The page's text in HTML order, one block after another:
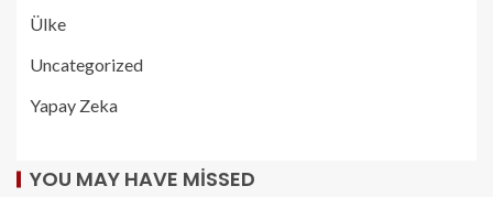
Ülke
Uncategorized
Yapay Zeka
YOU MAY HAVE MISSED